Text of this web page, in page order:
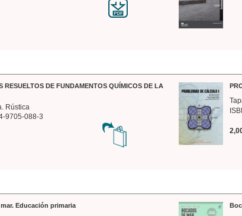
RESUELTOS DE FUNDAMENTOS QUÍMICOS DE LA
Rústica
9705-088-3
Educación primaria